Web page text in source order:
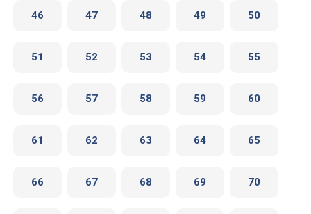
Play Video
46 47 48 49 50
51 52 53 54 55
56 57 58 59 60
61 62 63 64 65
66 67 68 69 70